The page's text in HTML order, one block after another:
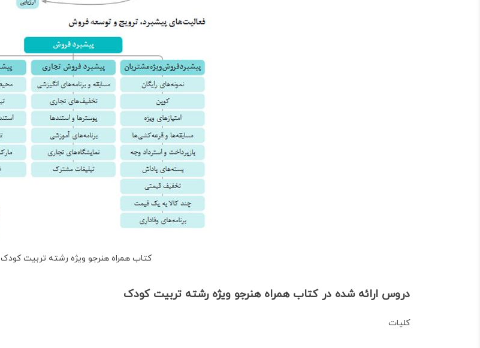
کتاب همراه هنرجو ویژه رشته تربیت کودک
دروس ارائه شده در کتاب همراه هنرجو ویژه رشته تربیت کودک
کلیات